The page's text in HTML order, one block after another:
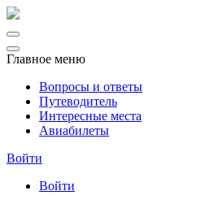
Главное меню
Вопросы и ответы
Путеводитель
Интересные места
Авиабилеты
Войти
Войти